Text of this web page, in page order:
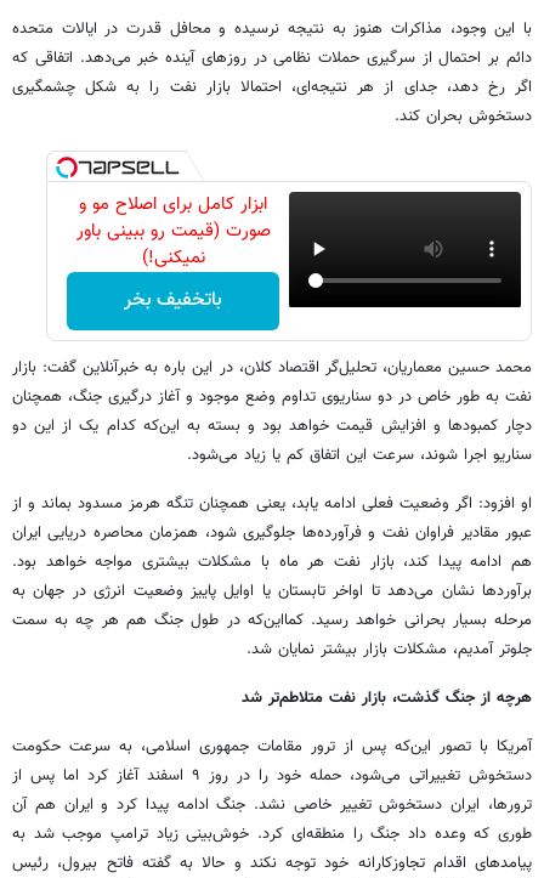
با این وجود، مذاکرات هنوز به نتیجه نرسیده و محافل قدرت در ایالات متحده
دائم بر احتمال از سرگیری حملات نظامی در روزهای آینده خبر می‌دهد. اتفاقی که
اگر رخ دهد، جدای از هر نتیجه‌ای، احتمالا بازار نفت را به شکل چشمگیری
دستخوش بحران کند.
ابزار کامل برای اصلاح مو و
صورت (قیمت رو ببینی باور
نمیکنی!)
باتخفیف بخر
محمد حسین معماریان، تحلیل‌گر اقتصاد کلان، در این باره به خبرآنلاین گفت: بازار
نفت به طور خاص در دو سناریوی تداوم وضع موجود و آغاز درگیری جنگ، همچنان
دچار کمبودها و افزایش قیمت خواهد بود و بسته به این‌که کدام یک از این دو
سناریو اجرا شوند، سرعت این اتفاق کم یا زیاد می‌شود.
او افزود: اگر وضعیت فعلی ادامه یابد، یعنی همچنان تنگه هرمز مسدود بماند و از
عبور مقادیر فراوان نفت و فرآورده‌ها جلوگیری شود، همزمان محاصره دریایی ایران
هم ادامه پیدا کند، بازار نفت هر ماه با مشکلات بیشتری مواجه خواهد بود.
برآوردها نشان می‌دهد تا اواخر تابستان یا اوایل پاییز وضعیت انرژی در جهان به
مرحله بسیار بحرانی خواهد رسید. کمااین‌که در طول جنگ هم هر چه به سمت
جلوتر آمدیم، مشکلات بازار بیشتر نمایان شد.
هرچه از جنگ گذشت، بازار نفت متلاطم‌تر شد
آمریکا با تصور این‌که پس از ترور مقامات جمهوری اسلامی، به سرعت حکومت
دستخوش تغییراتی می‌شود، حمله خود را در روز ۹ اسفند آغاز کرد اما پس از
ترورها، ایران دستخوش تغییر خاصی نشد. جنگ ادامه پیدا کرد و ایران هم آن
طوری که وعده داد جنگ را منطقه‌ای کرد. خوش‌بینی زیاد ترامپ موجب شد به
پیامدهای اقدام تجاوزکارانه خود توجه نکند و حالا به گفته فاتح بیرول، رئیس